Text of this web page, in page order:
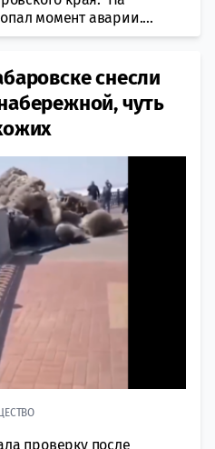
момент аварии....
снесли
чуть
проверку после